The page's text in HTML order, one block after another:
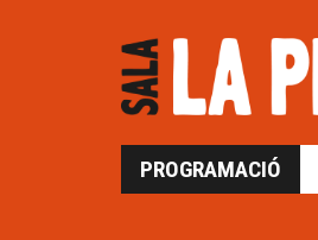
PROGRAMACIÓ